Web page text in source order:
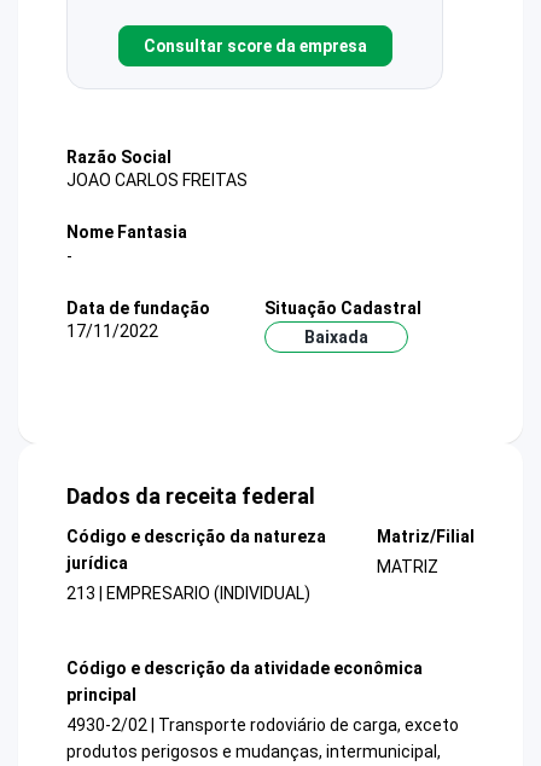
Consultar score da empresa
Razão Social
JOAO CARLOS FREITAS
Nome Fantasia
-
Data de fundação
17/11/2022
Situação Cadastral
Baixada
Dados da receita federal
Código e descrição da natureza
jurídica
213 | EMPRESARIO (INDIVIDUAL)
Matriz/Filial
MATRIZ
Código e descrição da atividade econômica
principal
4930-2/02 | Transporte rodoviário de carga, exceto
produtos perigosos e mudanças, intermunicipal,